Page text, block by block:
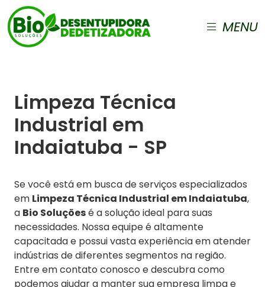
MENU
Limpeza Técnica
Industrial em
Indaiatuba - SP
Se você está em busca de serviços especializados
em Limpeza Técnica Industrial em Indaiatuba,
a Bio Soluçõesé a solução ideal para suas
necessidades. Nossa equipe é altamente
capacitada e possui vasta experiência em atender
indústrias de diferentes segmentos na região.
Entre em contato conosco e descubra como
podemos ajudar a manter sua empresa limpa e